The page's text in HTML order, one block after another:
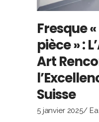
Fresque
pièce » :
Art
Suisse
5 janvier 2025